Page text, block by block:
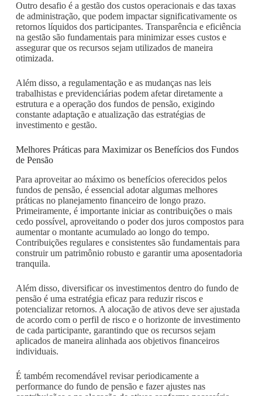
Outro desafio é a gestão dos custos operacionais e das taxas
de administração, que podem impactar significativamente os
retornos líquidos dos participantes. Transparência e eficiência
na gestão são fundamentais para minimizar esses custos e
assegurar que os recursos sejam utilizados de maneira
otimizada.
Além disso, a regulamentação e as mudanças nas leis
trabalhistas e previdenciárias podem afetar diretamente a
estrutura e a operação dos fundos de pensão, exigindo
constante adaptação e atualização das estratégias de
investimento e gestão.
Melhores Práticas para Maximizar os Benefícios dos Fundos
de Pensão
Para aproveitar ao máximo os benefícios oferecidos pelos
fundos de pensão, é essencial adotar algumas melhores
práticas no planejamento financeiro de longo prazo.
Primeiramente, é importante iniciar as contribuições o mais
cedo possível, aproveitando o poder dos juros compostos para
aumentar o montante acumulado ao longo do tempo.
Contribuições regulares e consistentes são fundamentais para
construir um patrimônio robusto e garantir uma aposentadoria
tranquila.
Além disso, diversificar os investimentos dentro do fundo de
pensão é uma estratégia eficaz para reduzir riscos e
potencializar retornos. A alocação de ativos deve ser ajustada
de acordo com o perfil de risco e o horizonte de investimento
de cada participante, garantindo que os recursos sejam
aplicados de maneira alinhada aos objetivos financeiros
individuais.
É também recomendável revisar periodicamente a
performance do fundo de pensão e fazer ajustes nas